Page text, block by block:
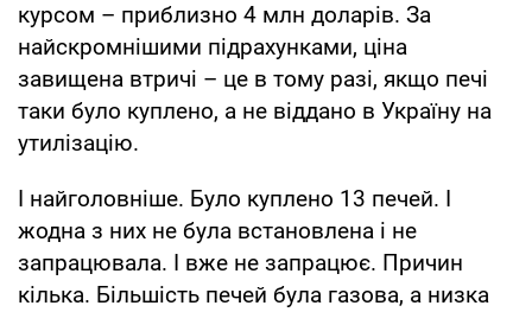
курсом – приблизно 4 млн доларів. За
найскромнішими підрахунками, ціна
завищена втричі – це в тому разі, якщо печі
таки було куплено, а не віддано в Україну на
утилізацію.
І найголовніше. Було куплено 13 печей. І
жодна з них не була встановлена і не
запрацювала. І вже не запрацює. Причин
кілька. Більшість печей була газова, а низка